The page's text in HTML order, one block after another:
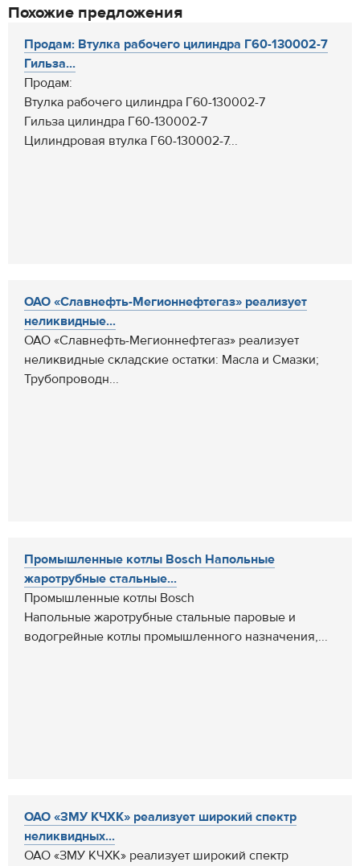
Похожие предложения
Продам: Втулка рабочего цилиндра Г60-130002-7
Гильза...
Продам:
Втулка рабочего цилиндра Г60-130002-7
Гильза цилиндра Г60-130002-7
Цилиндровая втулка Г60-130002-7...
ОАО «Славнефть-Мегионнефтегаз» реализует
неликвидные...
ОАО «Славнефть-Мегионнефтегаз» реализует
неликвидные складские остатки: Масла и Смазки;
Трубопроводн...
Промышленные котлы Bosch Напольные
жаротрубные стальные...
Промышленные котлы Bosch
Напольные жаротрубные стальные паровые и
водогрейные котлы промышленного назначения,...
ОАО «ЗМУ КЧХК» реализует широкий спектр
неликвидных...
ОАО «ЗМУ КЧХК» реализует широкий спектр